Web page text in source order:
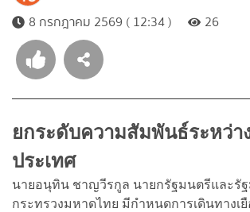
8 กรกฎาคม 2569 ( 12:34 )
26
ยกระดับความสัมพันธ์ระหว่า
ประเทศ
นายอนุทิน ชาญวีรกูล นายกรัฐมนตรีและรั
กระทรวงมหาดไทย มีกำหนดการเดินทางเยื